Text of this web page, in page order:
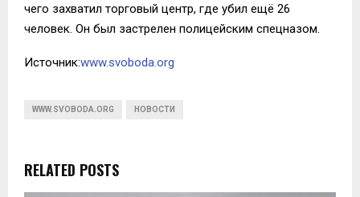
чего захватил торговый центр, где убил ещё 26
человек. Он был застрелен полицейским спецназом.
Источник:www.svoboda.org
WWW.SVOBODA.ORG НОВОСТИ
RELATED POSTS